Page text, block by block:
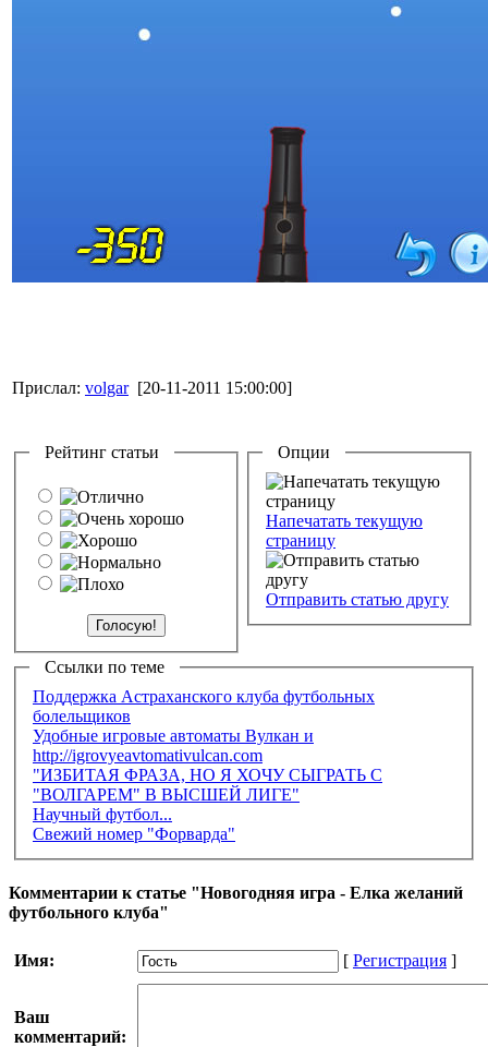
Прислал: volgar [20-11-2011 15:00:00]
Рейтинг статьи Опции
Напечатать текущую
страницу
Отправить статью другу
Ссылки по теме
Поддержка Астраханского клуба футбольных
болельщиков
Удобные игровые автоматы Вулкан и
http://igrovyeavtomativulcan.com
"ИЗБИТАЯ ФРАЗА, НО Я ХОЧУ СЫГРАТЬ С
"ВОЛГАРЕМ" В ВЫСШЕЙ ЛИГЕ"
Научный футбол...
Свежий номер "Форварда"
Комментарии к статье "Новогодняя игра - Елка желаний
футбольного клуба"
Имя: [ Регистрация ]
Ваш
комментарий: